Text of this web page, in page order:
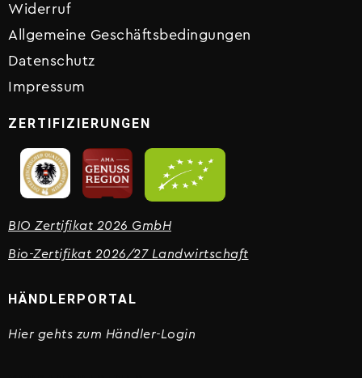
HÄNDLERPORTAL
Hier gehts zum Händler-Login
Widerruf
Allgemeine Geschäftsbedingungen
Datenschutz
Impressum
ZERTIFIZIERUNGEN
BIO Zertifikat 2026 GmbH
Bio-Zertifikat 2026/27 Landwirtschaft